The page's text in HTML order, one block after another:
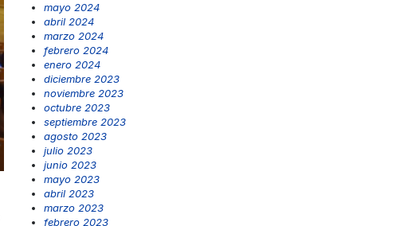
mayo 2024
abril 2024
marzo 2024
febrero 2024
enero 2024
diciembre 2023
noviembre 2023
octubre 2023
septiembre 2023
agosto 2023
julio 2023
junio 2023
mayo 2023
abril 2023
marzo 2023
febrero 2023